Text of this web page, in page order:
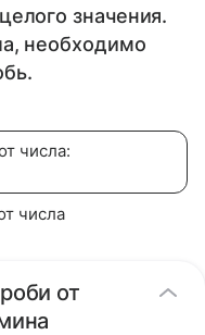
значения.
необходимо
числа:
числа
от